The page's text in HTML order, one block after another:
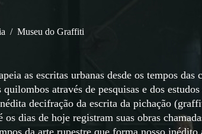
/ Museu do Graffiti
as escritas urbanas desde os tempos das
quilombos através de pesquisas e dos
decifração da escrita da pichação
os dias de hoje registram suas obras